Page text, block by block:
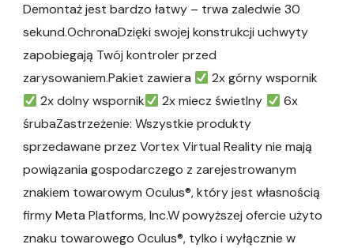
Demontaż jest bardzo łatwy – trwa zaledwie 30
sekund.OchronaDzięki swojej konstrukcji uchwyty
zapobiegają Twój kontroler przed
zarysowaniem.Pakiet zawiera
2x górny wspornik
2x dolny wspornik
2x miecz świetlny
6x
śrubaZastrzeżenie: Wszystkie produkty
sprzedawane przez Vortex Virtual Reality nie mają
powiązania gospodarczego z zarejestrowanym
znakiem towarowym Oculus®, który jest własnością
firmy Meta Platforms, Inc.W powyższej ofercie użyto
znaku towarowego Oculus®, tylko i wyłącznie w